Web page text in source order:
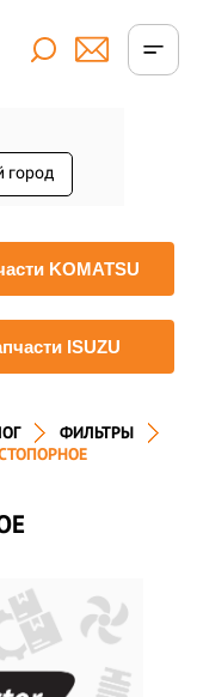
город
KOMATSU
ISUZU
ФИЛЬТРЫ